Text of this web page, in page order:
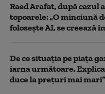
Raed Arafat, după cazul
topoarele: „O minciună
folosește AI, se creează
De ce situaţia pe piaţa
iarna următoare.
duce la preţuri mai mari”